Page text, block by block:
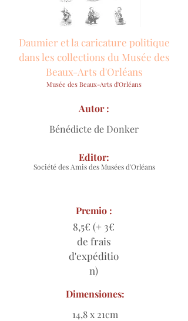
Daumier et la caricature politique
dans les collections du Musée des
Beaux-Arts d'Orléans
Musée des Beaux-Arts d'Orléans
Bénédicte de Donker
Autor :
Société des Amis des Musées d'Orléans
Editor:
Premio :
8,5€ (+ 3€
de frais
d'expéditio
n)
Dimensiones:
14,8 x 21cm